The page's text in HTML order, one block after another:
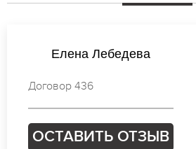
Анастасия Васильева
Договор 416
ОСТАВИТЬ ОТЗЫВ